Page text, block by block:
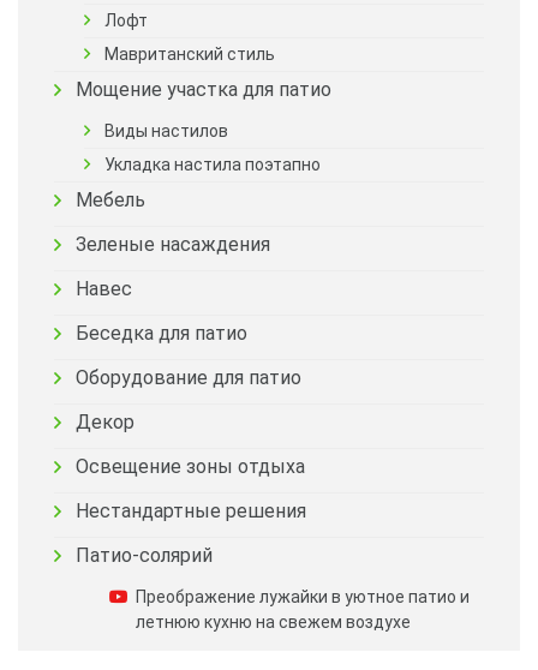
Лофт
Мавританский стиль
Мощение участка для патио
Виды настилов
Укладка настила поэтапно
Мебель
Зеленые насаждения
Навес
Беседка для патио
Оборудование для патио
Декор
Освещение зоны отдыха
Нестандартные решения
Патио-солярий
Преображение лужайки в уютное патио и
летнюю кухню на свежем воздухе